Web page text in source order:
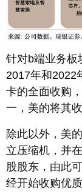
针对b端业务板
2017年和2022
卡的全面收购
一，美的将其
除此以外，美
立压缩机，并
股股东，由此
经开始收购优